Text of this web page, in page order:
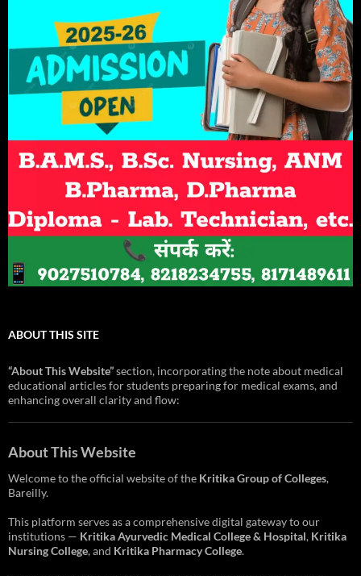
ABOUT THIS SITE
“About This Website”section, incorporating the note about medical
educational articles for students preparing for medical exams, and
enhancing overall clarity and flow:
About This Website
Welcome to the official website of the Kritika Group of Colleges,
Bareilly.
This platform serves as a comprehensive digital gateway to our
institutions — Kritika Ayurvedic Medical College & Hospital, Kritika
Nursing College, and Kritika Pharmacy College.